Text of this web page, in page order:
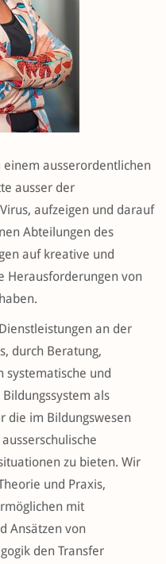
ausserordentlichen
ausser der
aufzeigen und darauf
Abteilungen des
auf kreative und
Herausforderungen von
an der
durch Beratung,
und
als
die im Bildungswesen
zu bieten. Wir
und Praxis,
mit
Ansätzen von
den Transfer